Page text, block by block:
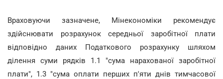
Враховуючи зазначене, Мінекономіки рекомендує
здійснювати розрахунок середньої заробітної плати
відповідно даних Податкового розрахунку шляхом
ділення суми рядків 1.1 "сума нарахованої заробітної
плати", 1.3 "сума оплати перших п'яти днів тимчасової